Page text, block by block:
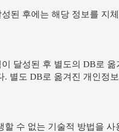
된 후에는 해당 정보를 지
달성된 후 별도의 DB로
별도 DB로 옮겨진 개인
수 없는 기술적 방법을 사